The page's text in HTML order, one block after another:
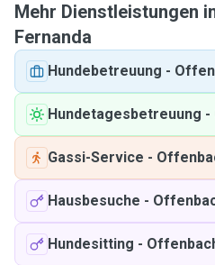
Mehr Dienstleistungen
Fernanda
Hundebetreuung -
Hundetagesbetreuung -
Gassi-Service -
Hausbesuche -
Hundesitting -